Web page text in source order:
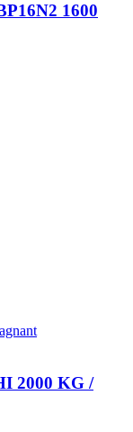
1600
2000 KG /